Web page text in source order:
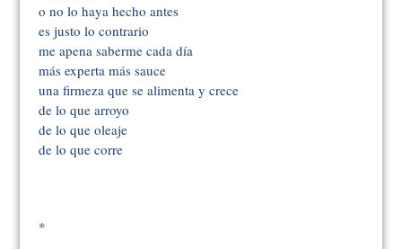
o no lo haya hecho antes
es justo lo contrario
me apena saberme cada día
más experta más sauce
una firmeza que se alimenta y crece
de lo que arroyo
de lo que oleaje
de lo que corre
*